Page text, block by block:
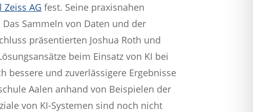
Zeiss AG fest. Seine praxisnahen
Sammeln von Daten und der
präsentierten Joshua Roth und
beim Einsatz von KI bei
bessere und zuverlässigere Ergebnisse
Aalen anhand von Beispielen der
von KI-Systemen sind noch nicht